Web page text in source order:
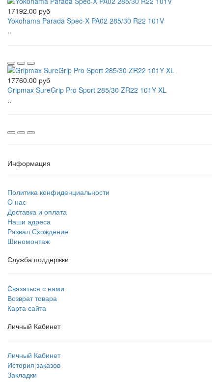
17192.00 руб
Yokohama Parada Spec-X PA02 285/30 R22 101V
..
17760.00 руб
Gripmax SureGrip Pro Sport 285/30 ZR22 101Y XL
..
Информация
Политика конфиденциальности
O нас
Доставка и оплата
Наши адреса
Развал Схождение
Шиномонтаж
Служба поддержки
Связаться с нами
Возврат товара
Карта сайта
Личный Кабинет
Личный Кабинет
История заказов
Закладки